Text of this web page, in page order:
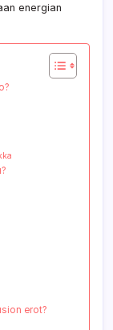
energian
erot?